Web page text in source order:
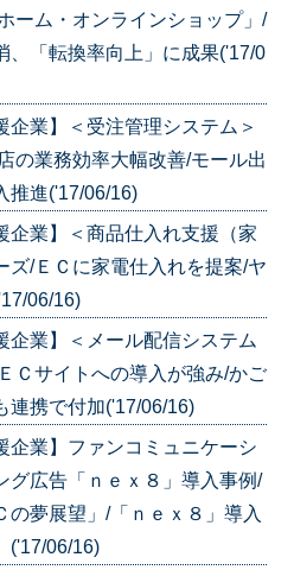
ーム・オンラインショップ」/
、「転換率向上」に成果('17/0
企業】＜受注管理システム＞
の業務効率大幅改善/モール出
推進('17/06/16)
企業】＜商品仕入れ支援（家
ズ/ＥＣに家電仕入れを提案/ヤ
06/16)
企業】＜メール配信システム
Ｃサイトへの導入が強み/かご
連携で付加('17/06/16)
企業】ファンコミュニケーシ
広告「ｎｅｘ８」導入事例/
の夢展望」/「ｎｅｘ８」導入
('17/06/16)